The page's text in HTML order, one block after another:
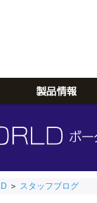
＞ スタッフブログ